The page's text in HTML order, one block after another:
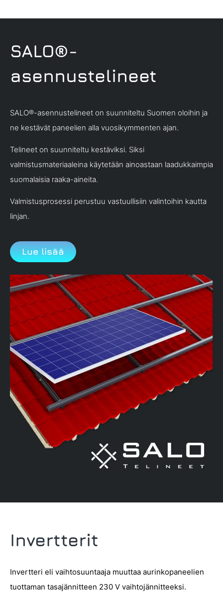
SALO®-
asennustelineet
SALO®-asennustelineet on suunniteltu Suomen oloihin ja
ne kestävät paneelien alla vuosikymmenten ajan.
Telineet on suunniteltu kestäviksi. Siksi
valmistusmateriaaleina käytetään ainoastaan laadukkaimpia
suomalaisia raaka-aineita.
Valmistusprosessi perustuu vastuullisiin valintoihin kautta
linjan.
Lue lisää
Invertterit
Invertteri eli vaihtosuuntaaja muuttaa aurinkopaneelien
tuottaman tasajännitteen 230 V vaihtojännitteeksi.